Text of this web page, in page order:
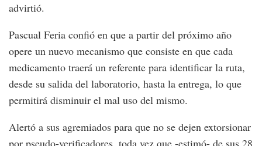
advirtió.
Pascual Feria confió en que a partir del próximo año
opere un nuevo mecanismo que consiste en que cada
medicamento traerá un referente para identificar la ruta,
desde su salida del laboratorio, hasta la entrega, lo que
permitirá disminuir el mal uso del mismo.
Alertó a sus agremiados para que no se dejen extorsionar